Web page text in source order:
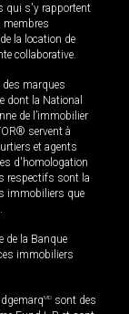
qui s'y rapportent
membres
la location de
collaborative.
des marques
dont la National
de l’immobilier
servent à
et agents
d'homologation
respectifs sont la
immobiliers que
de la Banque
immobiliers
MD sont des